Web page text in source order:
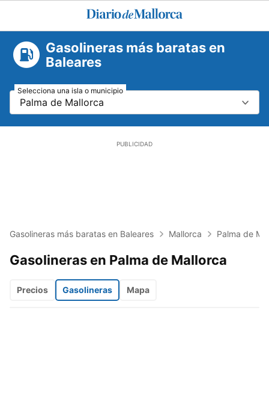
Diario
Gasolineras más baratas en
Baleares
Palma de Mallorca
Selecciona una isla o municipio
Gasolineras más baratas en Baleares Mallorca Palma de
Gasolineras en Palma de Mallorca
Precios Gasolineras Mapa